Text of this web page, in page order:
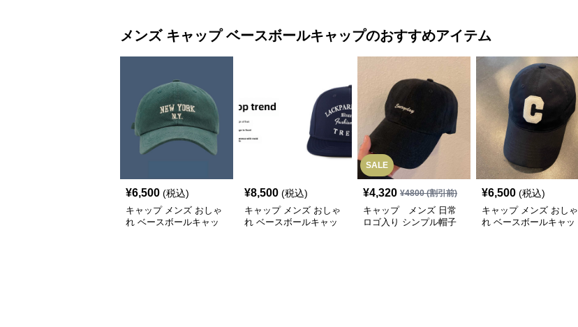
メンズ キャップ ベースボールキャップのおすすめアイテム
¥6,500 (税込)
キャップ メンズ おしゃ
れ ベースボールキャッ
¥8,500 (税込)
キャップ メンズ おしゃ
れ ベースボールキャッ
SALE
¥4,320 ¥4800(割引前)
キャップ メンズ 日常
ロゴ入り シンプル帽子
¥6,500 (税込)
キャップ メンズ おしゃ
れ ベースボールキャッ